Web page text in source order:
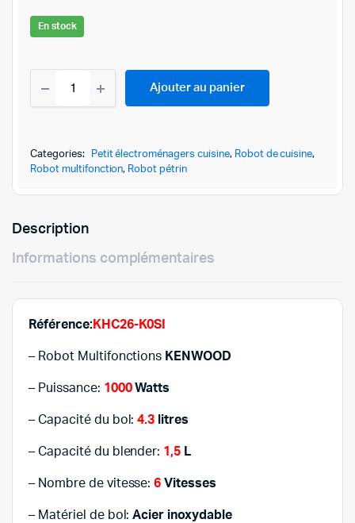
En stock
MULTIFONCTION
KENWOOD
1000W-
INOX
Ajouter au panier
Categories: Petit électroménagers cuisine, Robot de cuisine,
Robot multifonction, Robot pétrin
Description
Informations complémentaires
Référence:KHC26-K0SI
– Robot Multifonctions KENWOOD
– Puissance: 1000Watts
– Capacité du bol:4.3 litres
– Capacité du blender: 1,5 L
– Nombre de vitesse:6 Vitesses
– Matériel de bol:Acier inoxydable